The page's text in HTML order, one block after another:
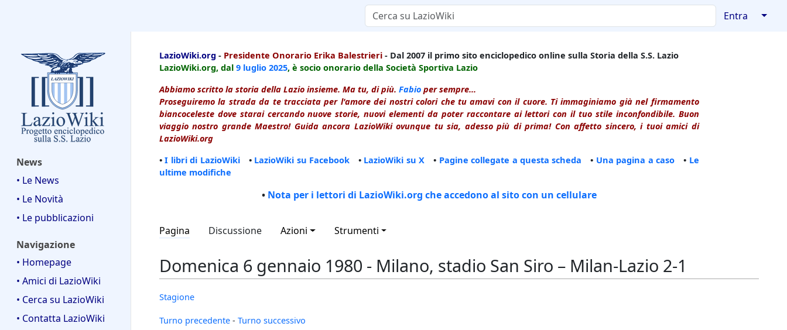
Entra ↓
News
• Le News
• Le Novità
• Le pubblicazioni
Navigazione
• Homepage
• Amici di LazioWiki
• Cerca su LazioWiki
• Contatta LazioWiki
LazioWiki.org - Presidente Onorario Erika Balestrieri - Dal 2007 il primo sito enciclopedico online sulla Storia della S.S. Lazio
LazioWiki.org, dal 9 luglio 2025, è socio onorario della Società Sportiva Lazio
Abbiamo scritto la storia della Lazio insieme. Ma tu, di più. Fabio per sempre...
Proseguiremo la strada da te tracciata per l'amore dei nostri colori che tu amavi con il cuore. Ti immaginiamo già nel firmamento
biancoceleste dove starai cercando nuove storie, nuovi elementi da poter raccontare ai lettori con il tuo stile inconfondibile. Buon
viaggio nostro grande Maestro! Guida ancora LazioWiki ovunque tu sia, adesso più di prima! Con affetto sincero, i tuoi amici di
LazioWiki.org
•I libri di LazioWiki• LazioWiki su Facebook • LazioWiki su X • Pagine collegate a questa scheda • Una pagina a caso • Le
ultime modifiche
• Nota per i lettori di LazioWiki.org che accedono al sito con un cellulare
Pagina Discussione Azioni Strumenti
Domenica 6 gennaio 1980 - Milano, stadio San Siro – Milan-Lazio 2-1
Stagione
Turno precedente - Turno successivo